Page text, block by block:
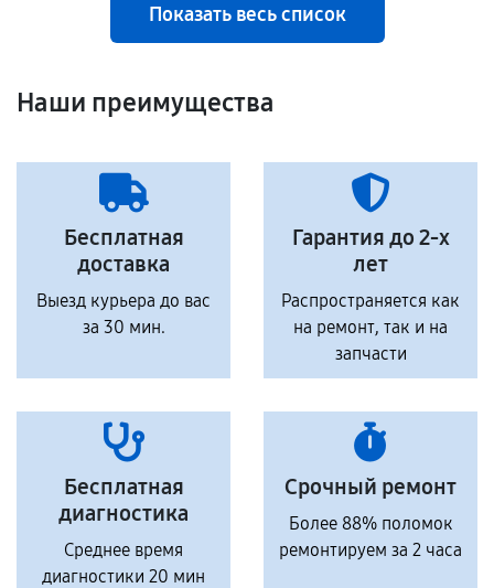
Показать весь список
Наши преимущества
Бесплатная
доставка
Выезд курьера до вас
за 30 мин.
Гарантия до 2-х
лет
Распространяется как
на ремонт, так и на
запчасти
Бесплатная
диагностика
Среднее время
диагностики 20 мин
Срочный ремонт
Более 88% поломок
ремонтируем за 2 часа